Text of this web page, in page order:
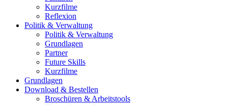
Kurzfilme
Reflexion
Politik & Verwaltung
Politik & Verwaltung
Grundlagen
Partner
Future Skills
Kurzfilme
Grundlagen
Download & Bestellen
Broschüren & Arbeitstools